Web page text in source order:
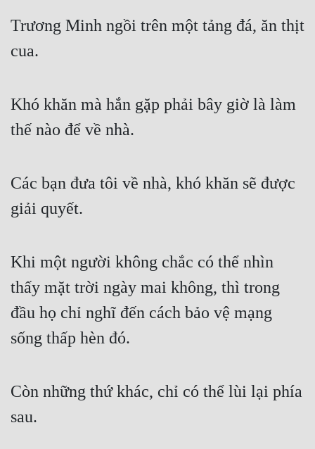
Trương Minh ngồi trên một tảng đá, ăn thịt
cua.
Khó khăn mà hắn gặp phải bây giờ là làm
thế nào để về nhà.
Các bạn đưa tôi về nhà, khó khăn sẽ được
giải quyết.
Khi một người không chắc có thể nhìn
thấy mặt trời ngày mai không, thì trong
đầu họ chỉ nghĩ đến cách bảo vệ mạng
sống thấp hèn đó.
Còn những thứ khác, chỉ có thể lùi lại phía
sau.